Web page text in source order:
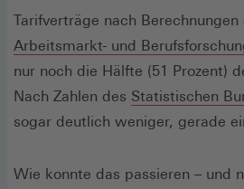
neuen
Fenster)
Tarifverträge nach Berechnungen
Arbeitsmarkt- und
nur noch die Hälfte (51 Prozent)
Nach Zahlen des Statistischen
sogar deutlich weniger, gerade
Wie konnte das passieren – und